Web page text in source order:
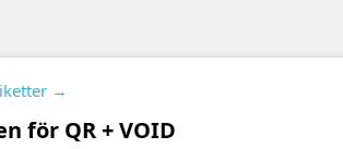
→
för QR + VOID